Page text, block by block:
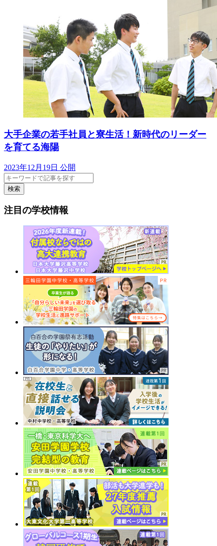
大手企業の若手社員と寮生活！新時代のリーダー
を育てる海陽
2023年12月19日 公開
検索
注目の学校情報